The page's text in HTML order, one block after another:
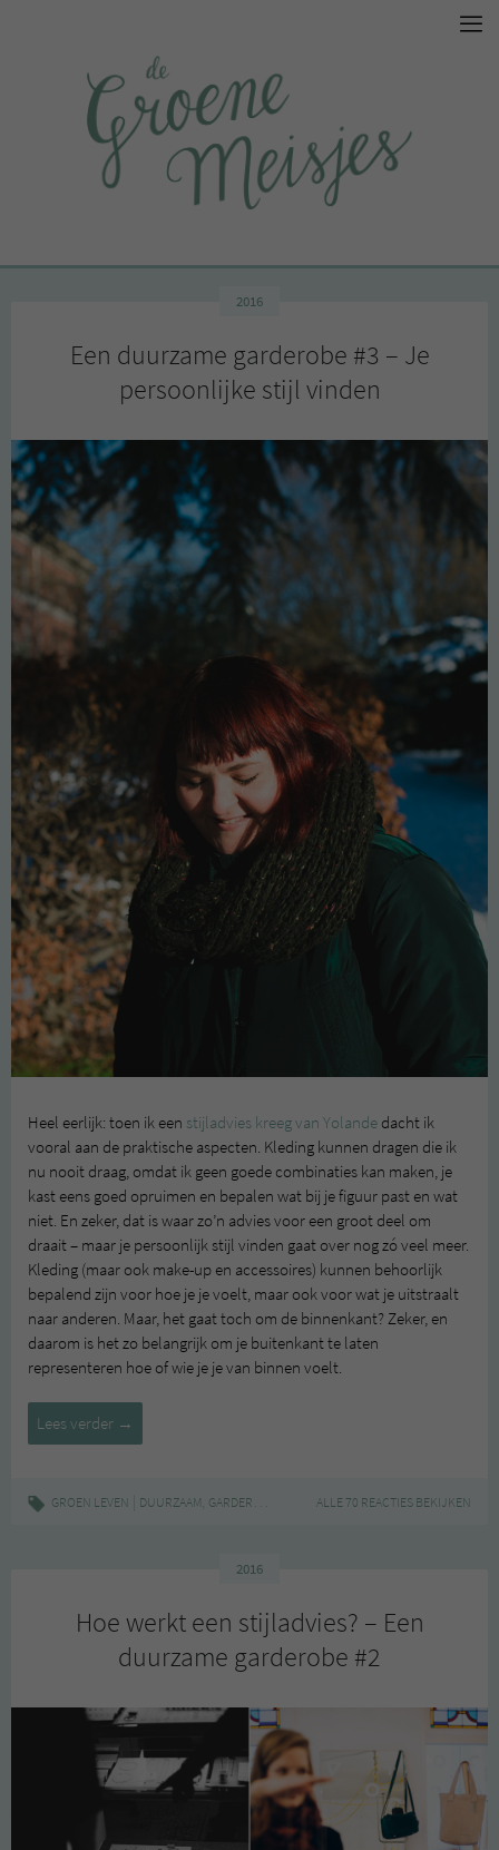
2016
Een duurzame garderobe #3 – Je
persoonlijke stijl vinden
Heel eerlijk: toen ik een stijladvies kreeg van Yolande dacht ik
vooral aan de praktische aspecten. Kleding kunnen dragen die ik
nu nooit draag, omdat ik geen goede combinaties kan maken, je
kast eens goed opruimen en bepalen wat bij je figuur past en wat
niet. En zeker, dat is waar zo’n advies voor een groot deel om
draait – maar je persoonlijk stijl vinden gaat over nog zó veel meer.
Kleding (maar ook make-up en accessoires) kunnen behoorlijk
bepalend zijn voor hoe je je voelt, maar ook voor wat je uitstraalt
naar anderen. Maar, het gaat toch om de binnenkant? Zeker, en
daarom is het zo belangrijk om je buitenkant te laten
representeren hoe of wie je je van binnen voelt.
Lees verder Een
duurzame
#3
vinden
→
GROEN LEVEN DUURZAAM, GARDEROBE GROEN DENKEN,INSPIRATIE,KLEDING
ALLE 70 REACTIES BEKIJKEN
2016
Hoe werkt een stijladvies? – Een
duurzame garderobe #2